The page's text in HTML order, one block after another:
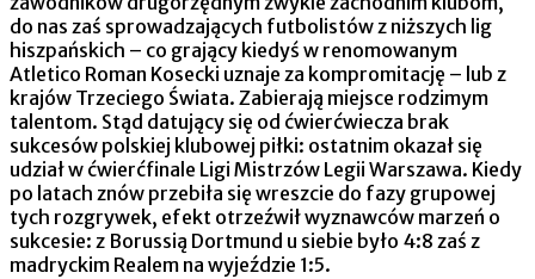
do nas zaś sprowadzających futbolistów z niższych lig
hiszpańskich – co grający kiedyś w renomowanym
Atletico Roman Kosecki uznaje za kompromitację – lub z
krajów Trzeciego Świata. Zabierają miejsce rodzimym
talentom. Stąd datujący się od ćwierćwiecza brak
sukcesów polskiej klubowej piłki: ostatnim okazał się
udział w ćwierćfinale Ligi Mistrzów Legii Warszawa. Kiedy
po latach znów przebiła się wreszcie do fazy grupowej
tych rozgrywek, efekt otrzeźwił wyznawców marzeń o
sukcesie: z Borussią Dortmund u siebie było 4:8 zaś z
madryckim Realem na wyjeździe 1:5.